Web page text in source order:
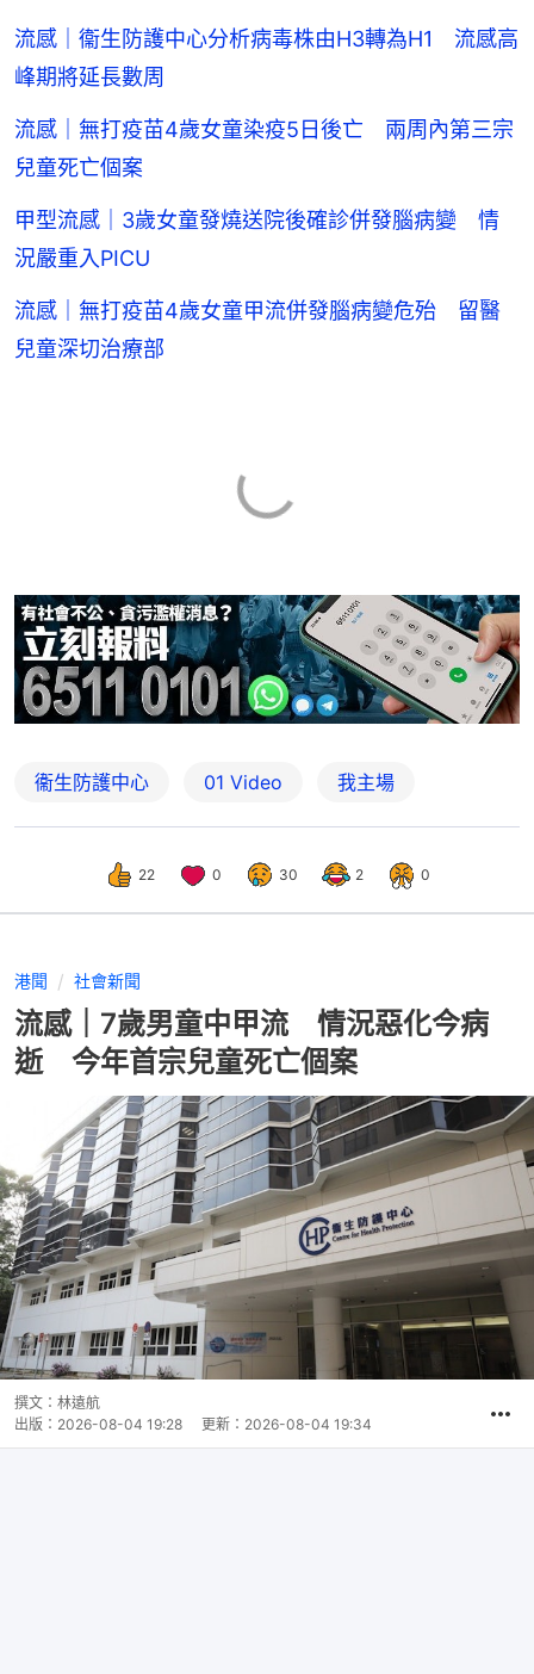
流感｜衞生防護中心分析病毒株由H3轉為H1 流感高
峰期將延長數周
流感｜無打疫苗4歲女童染疫5日後亡 兩周內第三宗
兒童死亡個案
甲型流感｜3歲女童發燒送院後確診併發腦病變 情
況嚴重入PICU
流感｜無打疫苗4歲女童甲流併發腦病變危殆 留醫
兒童深切治療部
衞生防護中心 01 Video 我主場
22 0 30 2 0
港聞 社會新聞
流感｜7歲男童中甲流 情況惡化今病
逝 今年首宗兒童死亡個案
撰文： 林遠航
出版： 2026-08-04 19:28 更新： 2026-08-04 19:34